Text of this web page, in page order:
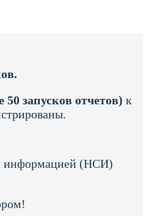
50 запусков отчетов) к
информацией (НСИ)